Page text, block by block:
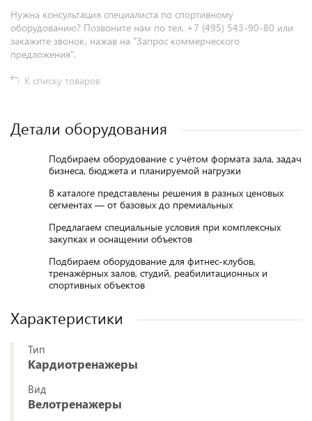
Нужна консультация специалиста по спортивному
оборудованию? Позвоните нам по тел. +7 (495) 543-90-80 или
закажите звонок, нажав на "Запрос коммерческого
предложения".
К списку товаров
Детали оборудования
Подбираем оборудование с учётом формата зала, задач
бизнеса, бюджета и планируемой нагрузки
В каталоге представлены решения в разных ценовых
сегментах — от базовых до премиальных
Предлагаем специальные условия при комплексных
закупках и оснащении объектов
Подбираем оборудование для фитнес-клубов,
тренажёрных залов, студий, реабилитационных и
спортивных объектов
Характеристики
Тип
Кардиотренажеры
Вид
Велотренажеры